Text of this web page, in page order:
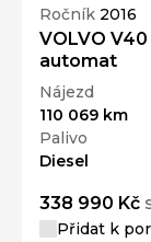
Ročník 2016
VOLVO
automat
Nájezd
110 069 km
Palivo
Diesel
338 990 Kč
Přidat k